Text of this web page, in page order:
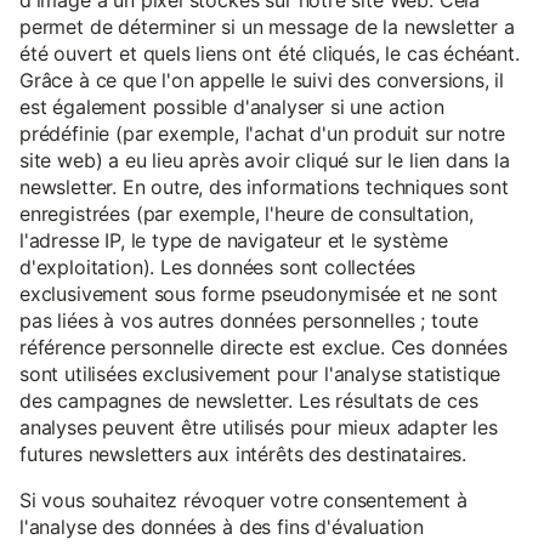
permet de déterminer si un message de la newsletter a
été ouvert et quels liens ont été cliqués, le cas échéant.
Grâce à ce que l'on appelle le suivi des conversions, il
est également possible d'analyser si une action
prédéfinie (par exemple, l'achat d'un produit sur notre
site web) a eu lieu après avoir cliqué sur le lien dans la
newsletter. En outre, des informations techniques sont
enregistrées (par exemple, l'heure de consultation,
l'adresse IP, le type de navigateur et le système
d'exploitation). Les données sont collectées
exclusivement sous forme pseudonymisée et ne sont
pas liées à vos autres données personnelles ; toute
référence personnelle directe est exclue. Ces données
sont utilisées exclusivement pour l'analyse statistique
des campagnes de newsletter. Les résultats de ces
analyses peuvent être utilisés pour mieux adapter les
futures newsletters aux intérêts des destinataires.
Si vous souhaitez révoquer votre consentement à
l'analyse des données à des fins d'évaluation